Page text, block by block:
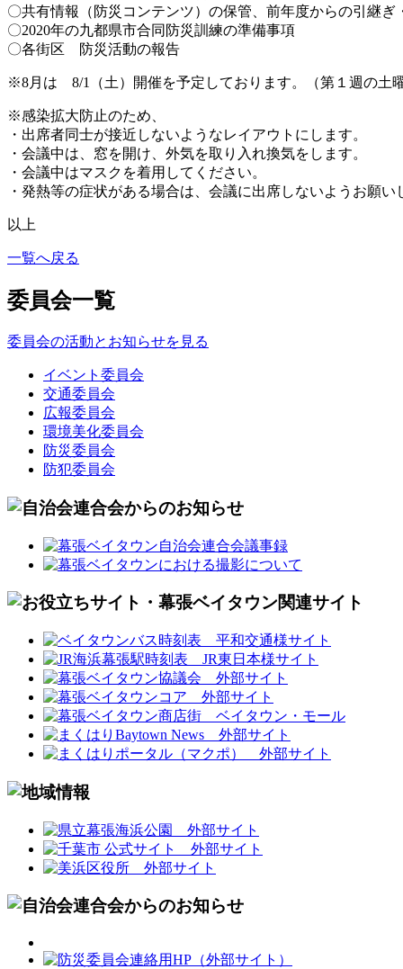
〇共有情報（防災コンテンツ）の保管、前年度からの引継ぎ
〇2020年の九都県市合同防災訓練の準備事項
〇各街区 防災活動の報告
※8月は 8/1（土）開催を予定しております。（第１週の土
※感染拡大防止のため、
・出席者同士が接近しないようなレイアウトにします。
・会議中は、窓を開け、外気を取り入れ換気をします。
・会議中はマスクを着用してください。
・発熱等の症状がある場合は、会議に出席しないようお願い
以上
一覧へ戻る
委員会一覧
委員会の活動とお知らせを見る
イベント委員会
交通委員会
広報委員会
環境美化委員会
防災委員会
防犯委員会